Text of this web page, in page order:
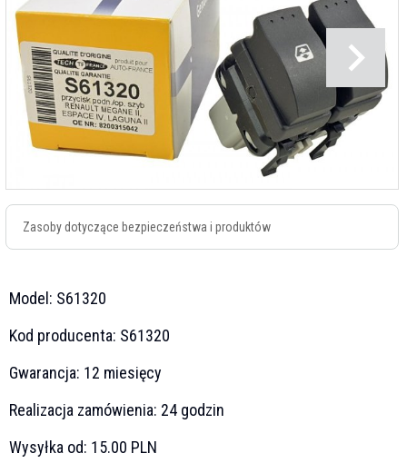
Zasoby dotyczące bezpieczeństwa i produktów
Model: S61320
Kod producenta: S61320
Gwarancja: 12 miesięcy
Realizacja zamówienia: 24 godzin
Wysyłka od: 15.00 PLN